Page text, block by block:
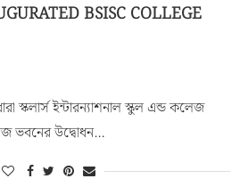
BSISC COLLEGE
স্কলার্স ইন্টারন্যাশনাল স্কুল এন্ড কলেজ
ভবনের উদ্বোধন…